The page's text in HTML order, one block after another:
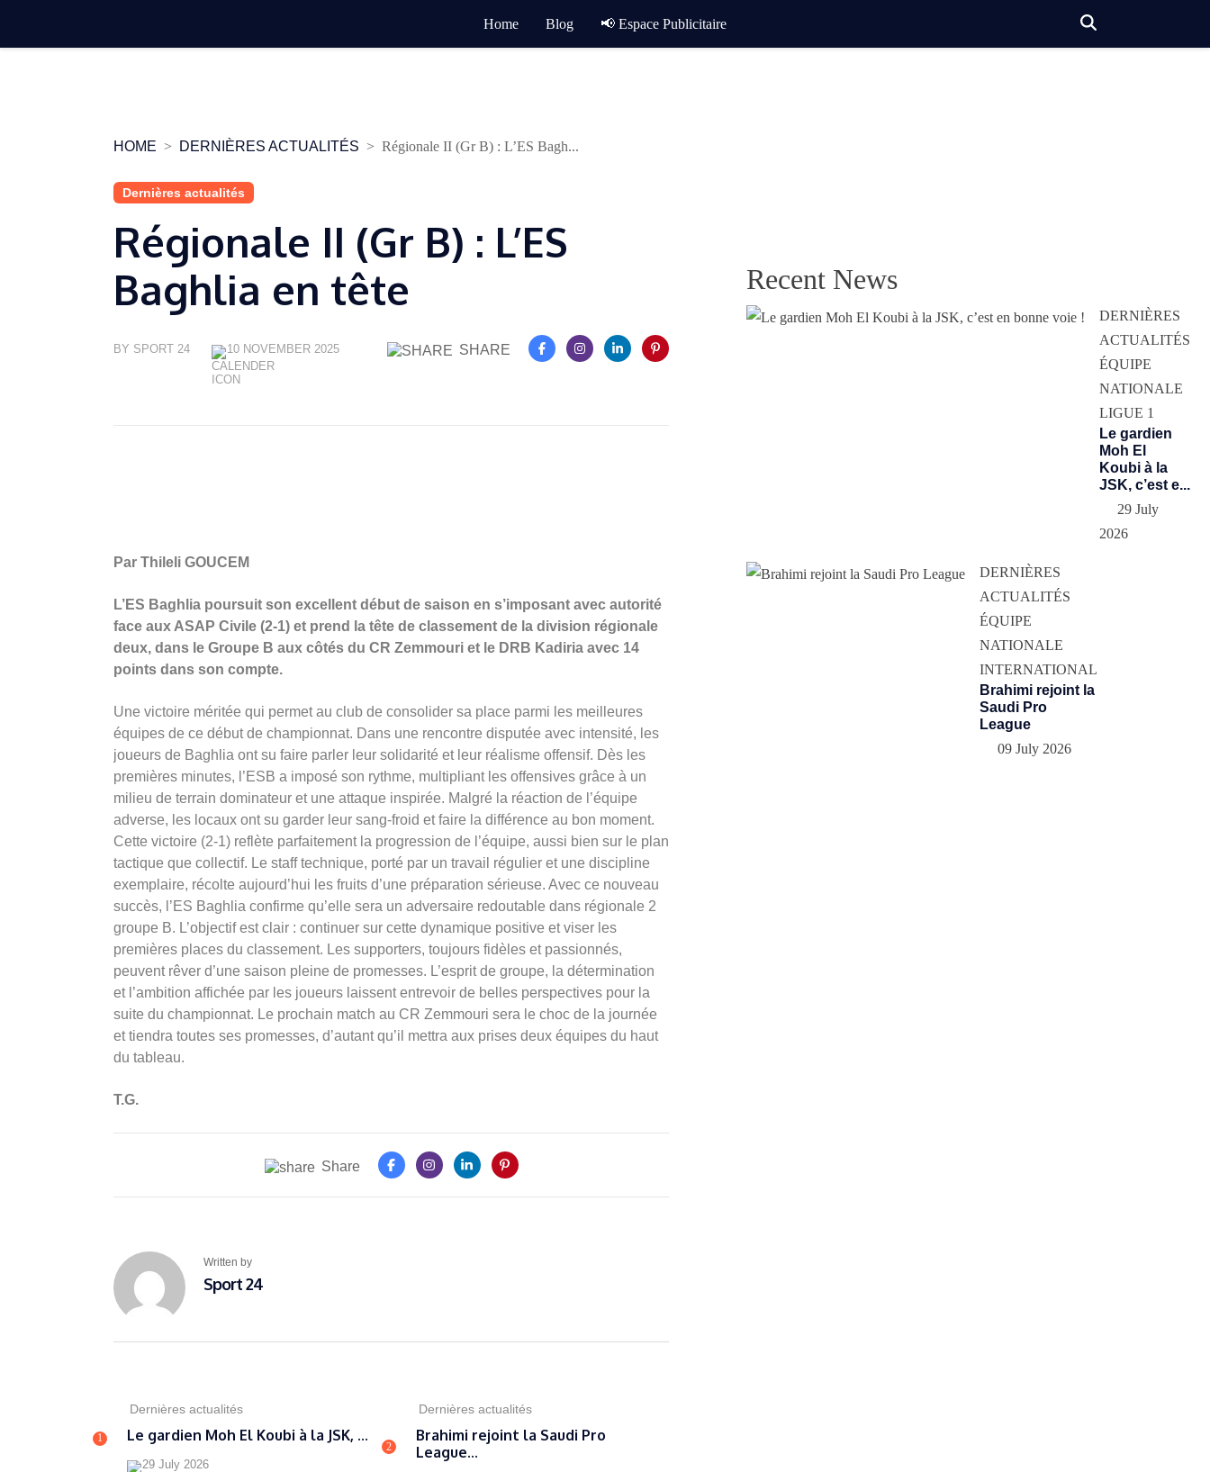
Home Blog 📢 Espace Publicitaire
HOME DERNIÈRES ACTUALITÉS Régionale II (Gr B) : L’ES Bagh...
Dernières actualités
Régionale II (Gr B) : L’ES
Baghlia en tête
BY SPORT 24 10 NOVEMBER 2025 SHARE
Par Thileli GOUCEM
L’ES Baghlia poursuit son excellent début de saison en s’imposant avec autorité
face aux ASAP Civile (2-1) et prend la tête de classement de la division régionale
deux, dans le Groupe B aux côtés du CR Zemmouri et le DRB Kadiria avec 14
points dans son compte.
Une victoire méritée qui permet au club de consolider sa place parmi les meilleures
équipes de ce début de championnat. Dans une rencontre disputée avec intensité, les
joueurs de Baghlia ont su faire parler leur solidarité et leur réalisme offensif. Dès les
premières minutes, l’ESB a imposé son rythme, multipliant les offensives grâce à un
milieu de terrain dominateur et une attaque inspirée. Malgré la réaction de l’équipe
adverse, les locaux ont su garder leur sang-froid et faire la différence au bon moment.
Cette victoire (2-1) reflète parfaitement la progression de l’équipe, aussi bien sur le plan
tactique que collectif. Le staff technique, porté par un travail régulier et une discipline
exemplaire, récolte aujourd’hui les fruits d’une préparation sérieuse. Avec ce nouveau
succès, l’ES Baghlia confirme qu’elle sera un adversaire redoutable dans régionale 2
groupe B. L’objectif est clair : continuer sur cette dynamique positive et viser les
premières places du classement. Les supporters, toujours fidèles et passionnés,
peuvent rêver d’une saison pleine de promesses. L’esprit de groupe, la détermination
et l’ambition affichée par les joueurs laissent entrevoir de belles perspectives pour la
suite du championnat. Le prochain match au CR Zemmouri sera le choc de la journée
et tiendra toutes ses promesses, d’autant qu’il mettra aux prises deux équipes du haut
du tableau.
T.G.
Share
Written by
Sport 24
1
Dernières actualités
Le gardien Moh El Koubi à la JSK, ...
29 July 2026
2
Dernières actualités
Brahimi rejoint la Saudi Pro
League...
Recent News
DERNIÈRES
ACTUALITÉS
ÉQUIPE
NATIONALE
LIGUE 1
Le gardien
Moh El
Koubi à la
JSK, c’est e...
29 July
2026
DERNIÈRES
ACTUALITÉS
ÉQUIPE
NATIONALE
INTERNATIONAL
Brahimi rejoint la
Saudi Pro
League
09 July 2026